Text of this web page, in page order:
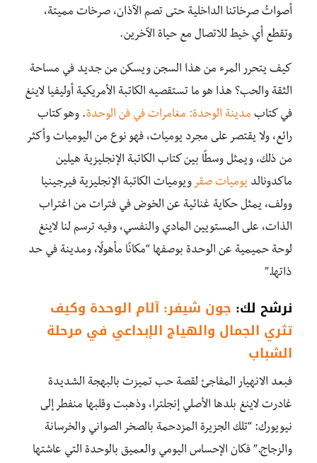
أصواتُ صرخاتنا الداخلية حتى تصم الآذان، صرخات مميتة،
وتقطع أي خيط للاتصال مع حياة الآخرين.
كيف يتحرر المرء من هذا السجن ويسكن من جديد في مساحة
الثقة والحب؟ هذا هو ما تستقصيه الكاتبة الأمريكية أوليفيا لاينغ
في كتاب مدينة الوحدة: مغامرات في فن الوحدة. وهو كتاب
رائع، ولا يقتصر على مجرد يوميات، فهو نوع من اليوميات وأكثر
من ذلك، ويمثل وسطًا بين كتاب الكاتبة الإنجليزية هيلين
ماكدونالد يوميات صقرويوميات الكاتبة الإنجليزية فيرجينيا
وولف، يمثل حكاية غنائية عن الخوض في فترات من اغتراب
الذات، على المستويين المادي والنفسي، وفيه ترسم لنا لاينغ
لوحة حميمية عن الوحدة بوصفها “مكانًا مأهولًا، ومدينة في حد
ذاتها.”
نرشح لك: جون شيفر: آلام الوحدة وكيف
تثري الجمال والهياج الإبداعي في مرحلة
الشباب
فبعد الانهيار المفاجئ لقصة حب تميزت بالبهجة الشديدة
غادرت لاينغ بلدها الأصلي إنجلترا، وذهبت وقلبها منفطر إلى
نيويورك: “تلك الجزيرة المزدحمة بالصخر الصواني والخرسانة
والزجاج.” فكان الإحساس اليومي والعميق بالوحدة التي عاشتها